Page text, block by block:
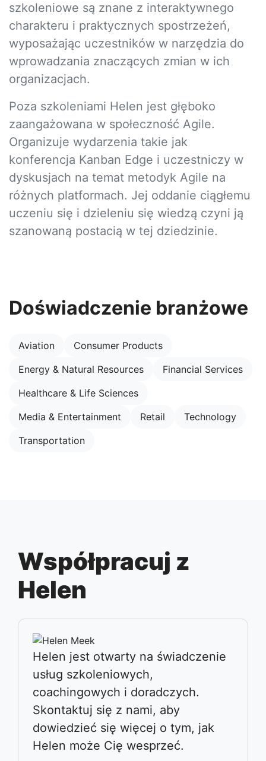
szkoleniowe są znane z interaktywnego
charakteru i praktycznych spostrzeżeń,
wyposażając uczestników w narzędzia do
wprowadzania znaczących zmian w ich
organizacjach.
Poza szkoleniami Helen jest głęboko
zaangażowana w społeczność Agile.
Organizuje wydarzenia takie jak
konferencja Kanban Edge i uczestniczy w
dyskusjach na temat metodyk Agile na
różnych platformach. Jej oddanie ciągłemu
uczeniu się i dzieleniu się wiedzą czyni ją
szanowaną postacią w tej dziedzinie.
Doświadczenie branżowe
Aviation
Consumer Products
Energy & Natural Resources
Financial Services
Healthcare & Life Sciences
Media & Entertainment
Retail
Technology
Transportation
Współpracuj z
Helen
Helen jest otwarty na świadczenie
usług szkoleniowych,
coachingowych i doradczych.
Skontaktuj się z nami, aby
dowiedzieć się więcej o tym, jak
Helen może Cię wesprzeć.